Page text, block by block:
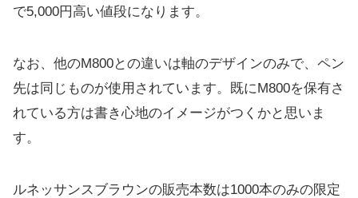
で5,000円高い値段になります。
なお、他のM800との違いは軸のデザインのみで、ペン
先は同じものが使用されています。既にM800を保有さ
れている方は書き心地のイメージがつくかと思いま
す。
ルネッサンスブラウンの販売本数は1000本のみの限定